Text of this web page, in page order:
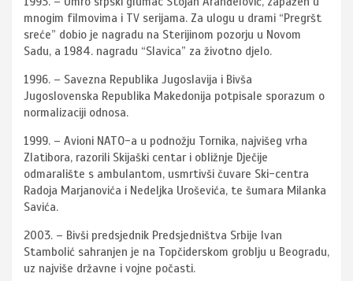
mnogim filmovima i TV serijama. Za ulogu u drami “Pregršt
sreće” dobio je nagradu na Sterijinom pozorju u Novom
Sadu, a 1984. nagradu “Slavica” za životno djelo.
1996. – Savezna Republika Jugoslavija i Bivša
Jugoslovenska Republika Makedonija potpisale sporazum o
normalizaciji odnosa.
1999. – Avioni NATO-a u podnožju Tornika, najvišeg vrha
Zlatibora, razorili Skijaški centar i obližnje Dječije
odmaralište s ambulantom, usmrtivši čuvare Ski-centra
Radoja Marjanovića i Nedeljka Uroševića, te šumara Milanka
Savića.
2003. – Bivši predsjednik Predsjedništva Srbije Ivan
Stambolić sahranjen je na Topčiderskom groblju u Beogradu,
uz najviše državne i vojne počasti.